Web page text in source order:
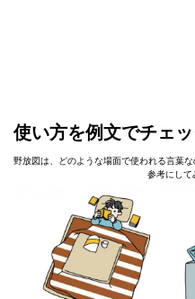
使い方を例文でチェッ
野放図は、どのような場面で使われる言葉
参考にして